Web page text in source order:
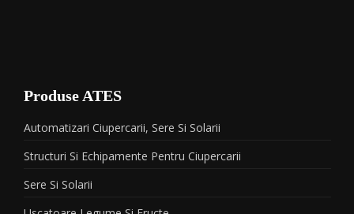
Produse ATES
Automatizari Ciupercarii, Sere Si Solarii
Structuri Si Echipamente Pentru Ciupercarii
Sere Si Solarii